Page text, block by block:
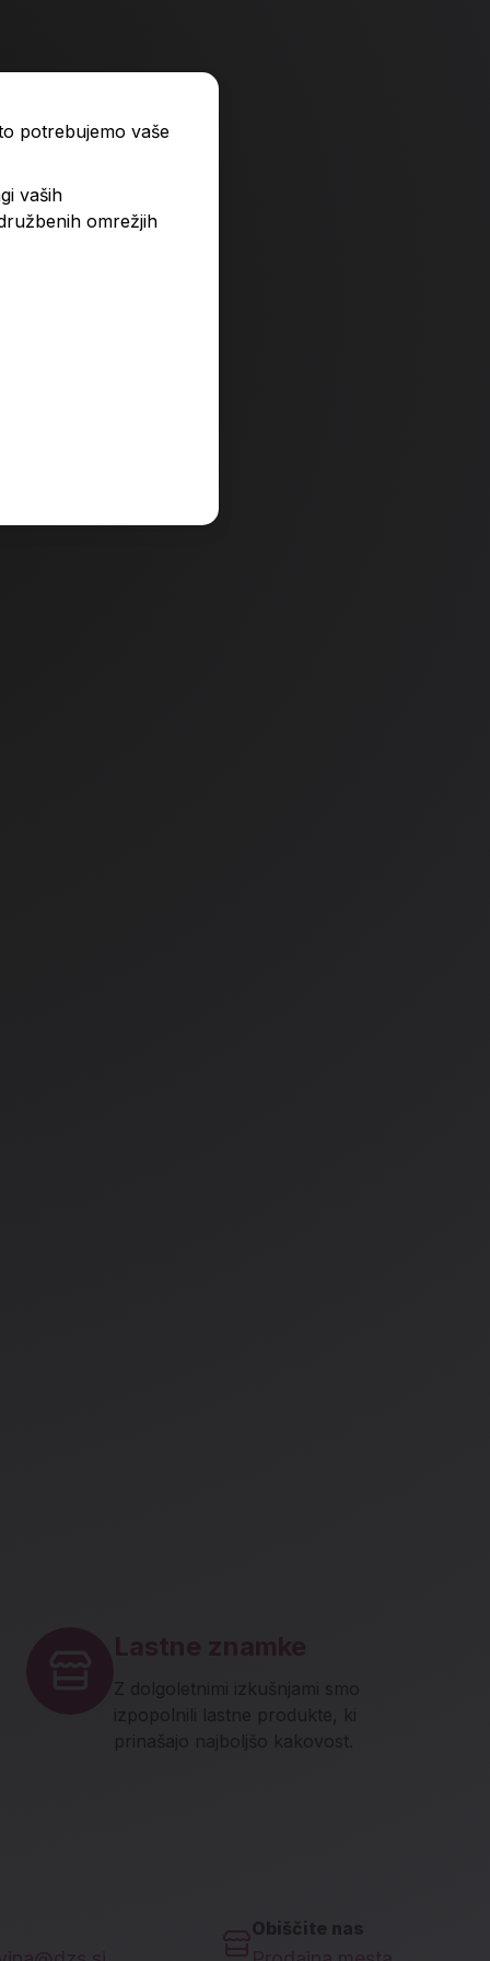
Lastne znamke
Z dolgoletnimi izkušnjami smo
izpopolnili lastne produkte, ki
prinašajo najboljšo kakovost.
Obiščite nas
potrebujemo vaše
vaših
omrežjih